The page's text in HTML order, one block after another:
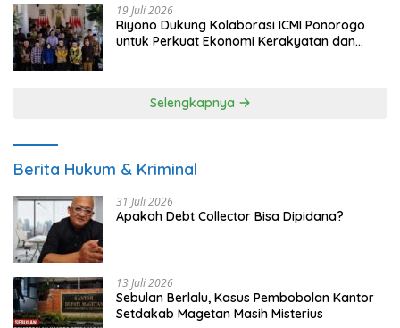
19 Juli 2026
Riyono Dukung Kolaborasi ICMI Ponorogo
untuk Perkuat Ekonomi Kerakyatan dan
Selengkapnya
Berita Hukum & Kriminal
31 Juli 2026
Apakah Debt Collector Bisa Dipidana?
13 Juli 2026
Sebulan Berlalu, Kasus Pembobolan Kantor
Setdakab Magetan Masih Misterius